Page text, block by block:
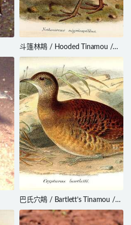
斗篷林䳍 / Hooded Tinamou /
Nothocercus nigrocapillus
巴氏穴䳍 / Bartlett’s Tinamou /
Crypturellus bartletti